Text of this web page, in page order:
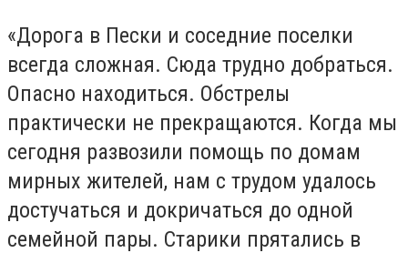
«Дорога в Пески и соседние поселки
всегда сложная. Сюда трудно добраться.
Опасно находиться. Обстрелы
практически не прекращаются. Когда мы
сегодня развозили помощь по домам
мирных жителей, нам с трудом удалось
достучаться и докричаться до одной
семейной пары. Старики прятались в